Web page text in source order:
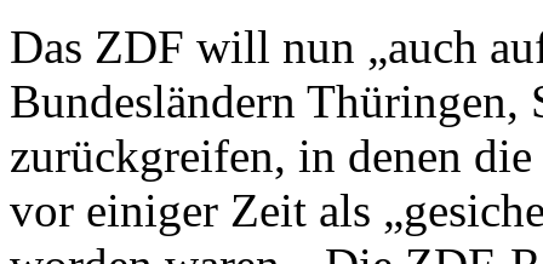
Das ZDF will nun „auch
Bundesländern Thüringen,
zurückgreifen, in denen
vor einiger Zeit als